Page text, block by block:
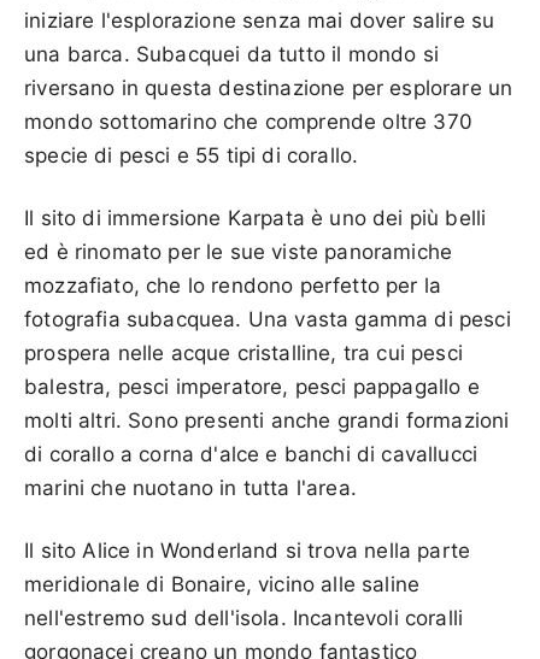
iniziare l'esplorazione senza mai dover salire su
una barca. Subacquei da tutto il mondo si
riversano in questa destinazione per esplorare un
mondo sottomarino che comprende oltre 370
specie di pesci e 55 tipi di corallo.
Il sito di immersione Karpata è uno dei più belli
ed è rinomato per le sue viste panoramiche
mozzafiato, che lo rendono perfetto per la
fotografia subacquea. Una vasta gamma di pesci
prospera nelle acque cristalline, tra cui pesci
balestra, pesci imperatore, pesci pappagallo e
molti altri. Sono presenti anche grandi formazioni
di corallo a corna d'alce e banchi di cavallucci
marini che nuotano in tutta l'area.
Il sito Alice in Wonderland si trova nella parte
meridionale di Bonaire, vicino alle saline
nell'estremo sud dell'isola. Incantevoli coralli
gorgonacei creano un mondo fantastico